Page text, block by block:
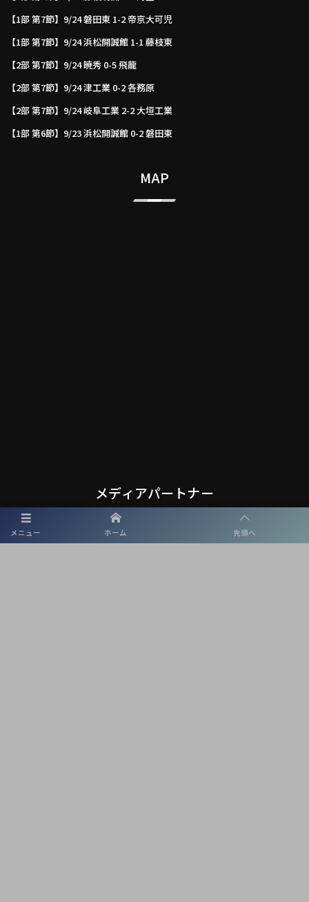
メニュー ホーム 先頭へ
【1部 第7節】9/24 磐田東 1-2 帝京大可児
【1部 第7節】9/24 浜松開誠館 1-1 藤枝東
【2部 第7節】9/24 暁秀 0-5 飛龍
【2部 第7節】9/24 津工業 0-2 各務原
【2部 第7節】9/24 岐阜工業 2-2 大垣工業
【1部 第6節】9/23 浜松開誠館 0-2 磐田東
MAP
メディアパートナー